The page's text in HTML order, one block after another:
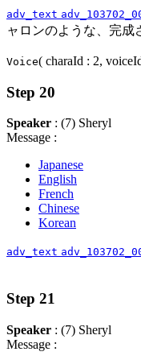
adv_text
ャロンのような、完成
Voice( charaId : 2,
Step 20
Speaker : (7) Sheryl
Message :
Japanese
English
French
Chinese
Korean
adv_text
Step 21
Speaker : (7) Sheryl
Message :